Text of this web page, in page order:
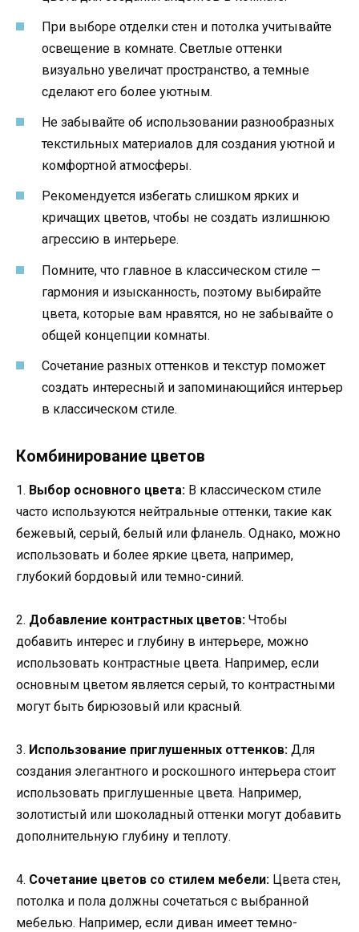
При выборе отделки стен и потолка учитывайте
освещение в комнате. Светлые оттенки
визуально увеличат пространство, а темные
сделают его более уютным.
Не забывайте об использовании разнообразных
текстильных материалов для создания уютной и
комфортной атмосферы.
Рекомендуется избегать слишком ярких и
кричащих цветов, чтобы не создать излишнюю
агрессию в интерьере.
Помните, что главное в классическом стиле —
гармония и изысканность, поэтому выбирайте
цвета, которые вам нравятся, но не забывайте о
общей концепции комнаты.
Сочетание разных оттенков и текстур поможет
создать интересный и запоминающийся интерьер
в классическом стиле.
Комбинирование цветов
1. Выбор основного цвета: В классическом стиле
часто используются нейтральные оттенки, такие как
бежевый, серый, белый или фланель. Однако, можно
использовать и более яркие цвета, например,
глубокий бордовый или темно-синий.
2. Добавление контрастных цветов: Чтобы
добавить интерес и глубину в интерьере, можно
использовать контрастные цвета. Например, если
основным цветом является серый, то контрастными
могут быть бирюзовый или красный.
3. Использование приглушенных оттенков: Для
создания элегантного и роскошного интерьера стоит
использовать приглушенные цвета. Например,
золотистый или шоколадный оттенки могут добавить
дополнительную глубину и теплоту.
4. Сочетание цветов со стилем мебели: Цвета стен,
потолка и пола должны сочетаться с выбранной
мебелью. Например, если диван имеет темно-